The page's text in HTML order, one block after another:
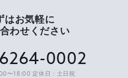
はお気軽に
わせください
0002
〜18:00 定休日：土日祝